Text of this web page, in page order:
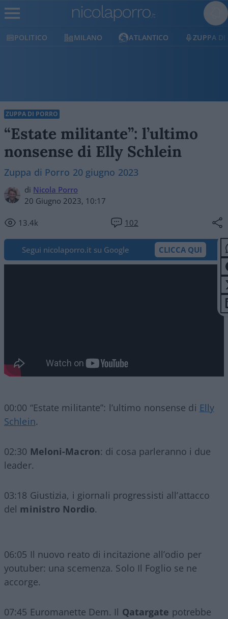
POLITICO MILANO ATLANTICO ZUPPA DI
ZUPPA DI PORRO
“Estate militante”: l’ultimo
nonsense di Elly Schlein
Zuppa di Porro 20 giugno 2023
di Nicola Porro
20 Giugno 2023, 10:17
13.4k 102
Segui nicolaporro.it su Google CLICCA QUI
00:00 “Estate militante”: l’ultimo nonsense di Elly
Schlein.
02:30 Meloni-Macron: di cosa parleranno i due
leader.
03:18 Giustizia, i giornali progressisti all’attacco
del ministro Nordio.
06:05 Il nuovo reato di incitazione all’odio per
youtuber: una scemenza. Solo Il Foglio se ne
accorge.
07:45 Euromanette Dem. Il Qatargate potrebbe